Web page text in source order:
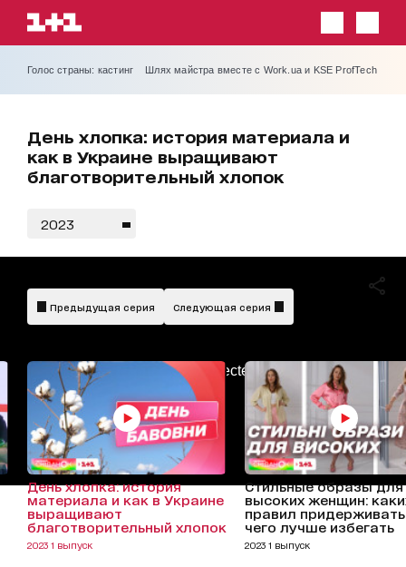
Голос страны: кастинг Шлях майстра вместе с Work.ua и KSE ProfTech
День хлопка: история материала и
как в Украине выращивают
благотворительный хлопок
2023
AdBlockDetected!
Предыдущая серия Следующая серия
День хлопка: история
материала и как в Украине
выращивают
благотворительный хлопок
2023 1 выпуск
Стильные образы для
высоких женщин:
правил
чего лучше избегать
2023 1 выпуск